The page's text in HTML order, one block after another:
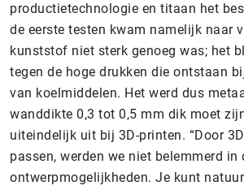
productietechnologie en titaan het
de eerste testen kwam namelijk naar
kunststof niet sterk genoeg was; het
tegen de hoge drukken die ontstaan
van koelmiddelen. Het werd dus
wanddikte 0,3 tot 0,5 mm dik moet
uiteindelijk uit bij 3D-printen. “Door
passen, werden we niet belemmerd in
ontwerpmogelijkheden. Je kunt